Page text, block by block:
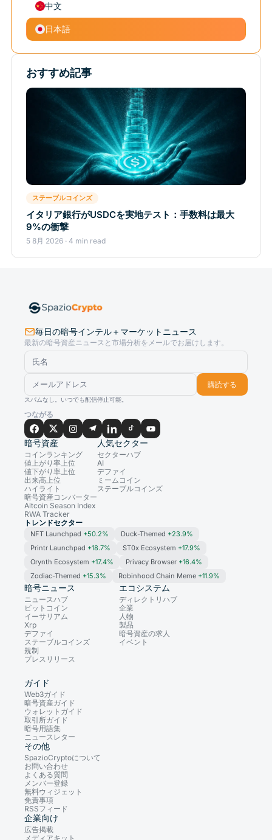
中文
日本語
おすすめ記事
ステーブルコインズ
イタリア銀行がUSDCを実地テスト：手数料は最大
9%の衝撃
5 8月 2026 · 4 min read
毎日の暗号インテル＋マーケットニュース
最新の暗号資産ニュースと市場分析をメールでお届けします。
購読する
スパムなし。いつでも配信停止可能。
つながる
暗号資産
コインランキング
値上がり率上位
値下がり率上位
出来高上位
ハイライト
暗号資産コンバーター
Altcoin Season Index
RWA Tracker
人気セクター
セクターハブ
AI
デファイ
ミームコイン
ステーブルコインズ
トレンドセクター
NFT Launchpad +50.2% Duck-Themed +23.9%
Printr Launchpad +18.7% ST0x Ecosystem +17.9%
Orynth Ecosystem +17.4% Privacy Browser +16.4%
Zodiac-Themed +15.3% Robinhood Chain Meme +11.9%
暗号ニュース
ニュースハブ
ビットコイン
イーサリアム
Xrp
デファイ
ステーブルコインズ
規制
プレスリリース
エコシステム
ディレクトリハブ
企業
人物
製品
暗号資産の求人
イベント
ガイド
Web3ガイド
暗号資産ガイド
ウォレットガイド
取引所ガイド
暗号用語集
ニュースレター
その他
SpazioCryptoについて
お問い合わせ
よくある質問
メンバー登録
無料ウィジェット
免責事項
RSSフィード
企業向け
広告掲載
メディアキット